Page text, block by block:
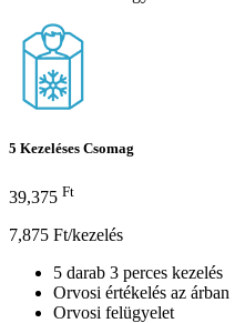
5 Kezeléses Csomag
39,375 Ft
7,875 Ft/kezelés
5 darab 3 perces kezelés
Orvosi értékelés az árban
Orvosi felügyelet